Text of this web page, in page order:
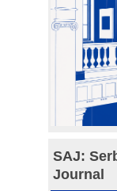
SAJ:
Journal